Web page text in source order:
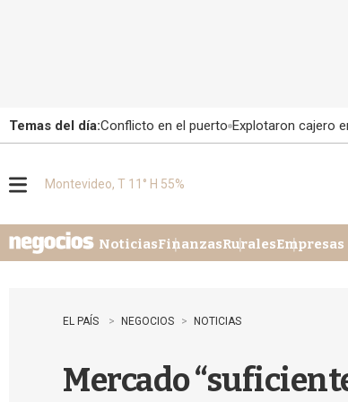
Temas del día:Conflicto en el puerto Explotaron cajero
u
Montevideo, T 11° H 55%
NoticiasFinanzasRuralesEmpresas
EL PAÍS NEGOCIOS NOTICIAS
Mercado